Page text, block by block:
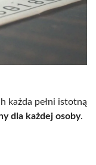
każda pełni istotną
dla każdej osoby.